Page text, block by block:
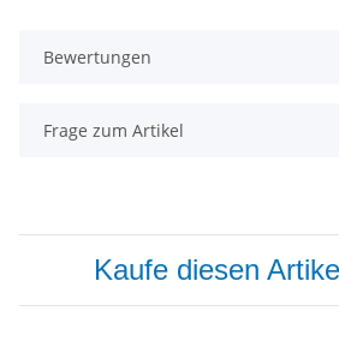
Bewertungen
Frage zum Artikel
Kaufe diesen